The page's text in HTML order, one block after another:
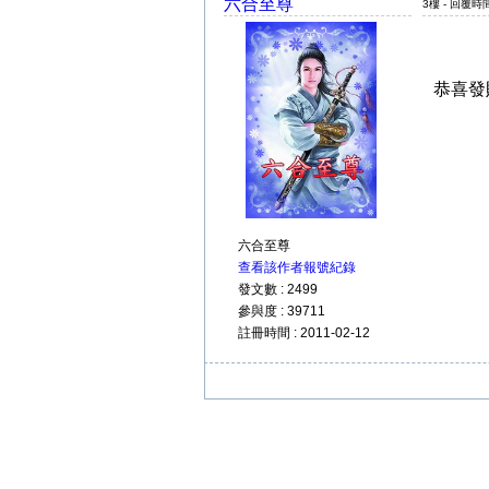
六合至尊
六合至尊
查看該作者報號紀錄
發文數 : 2499
參與度 : 39711
註冊時間 : 2011-02-12
3樓 - 回覆時
恭喜發